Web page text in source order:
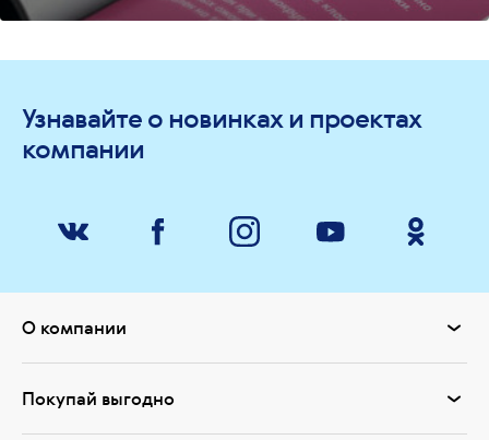
Узнавайте о новинках и проектах
компании
О компании
Покупай выгодно